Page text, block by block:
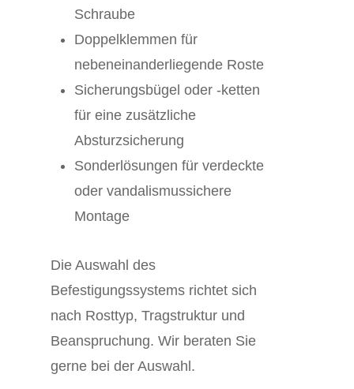
Schraube
Doppelklemmen für
nebeneinanderliegende Roste
Sicherungsbügel oder -ketten
für eine zusätzliche
Absturzsicherung
Sonderlösungen für verdeckte
oder vandalismussichere
Montage
Die Auswahl des
Befestigungssystems richtet sich
nach Rosttyp, Tragstruktur und
Beanspruchung. Wir beraten Sie
gerne bei der Auswahl.